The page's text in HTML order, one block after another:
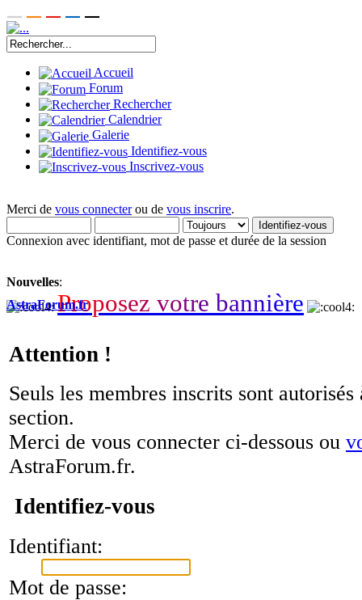
Accueil
Forum
Rechercher
Calendrier
Galerie
Identifiez-vous
Inscrivez-vous
Merci de vous connecterou de vous inscrire.
Connexion avec identifiant, mot de passe et durée de la session
Nouvelles:
Proposez votre bannière
AstraForum.fr
Attention !
Seuls les membres inscrits sont autorisés
section.
Merci de vous connecter ci-dessous ou
AstraForum.fr.
Identifiez-vous
Identifiant:
Mot de passe: